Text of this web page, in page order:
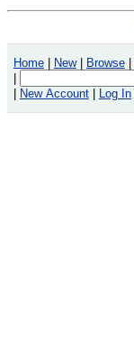
Home New Browse
New Account Log In